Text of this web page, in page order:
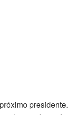
presidente.